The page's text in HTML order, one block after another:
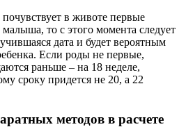
в животе первые
то с этого момента следует
дата и будет вероятным
Если роды не первые,
раньше – на 18 неделе,
сроку придется не 20, а 22
методов в расчете